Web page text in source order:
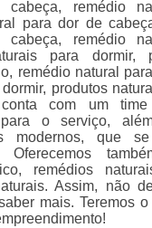
remédio
para dor de
remédio
para dormir,
remédio natural
produtos
com um time
para o serviço,
modernos, que
Oferecemos
remédios
Assim, não
mais. Teremos